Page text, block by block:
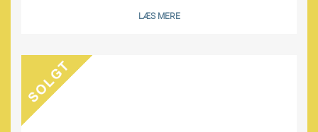
LÆS MERE